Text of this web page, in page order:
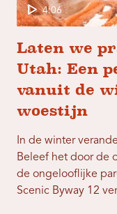
4:06
Laten we
Utah: Een
vanuit de
woestijn
In de winter
Beleef het door de
de ongelooflijke
Scenic Byway 12